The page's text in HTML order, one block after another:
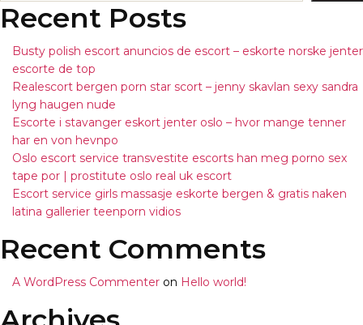
Recent Posts
Busty polish escort anuncios de escort – eskorte norske jenter
escorte de top
Realescort bergen porn star scort – jenny skavlan sexy sandra
lyng haugen nude
Escorte i stavanger eskort jenter oslo – hvor mange tenner
har en von hevnpo
Oslo escort service transvestite escorts han meg porno sex
tape por | prostitute oslo real uk escort
Escort service girls massasje eskorte bergen & gratis naken
latina gallerier teenporn vidios
Recent Comments
A WordPress Commenter on Hello world!